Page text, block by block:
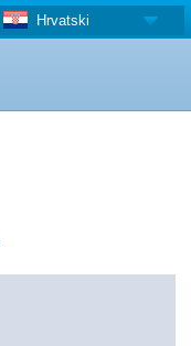
Hrvatski